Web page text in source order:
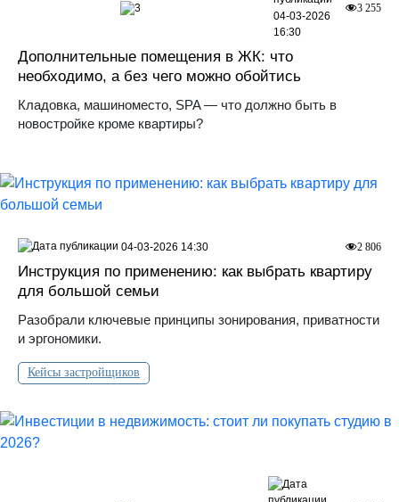
Дополнительные помещения в ЖК: что
необходимо, а без чего можно обойтись
Кладовка, машиноместо, SPA — что должно быть в
новостройке кроме квартиры?
3 3 255
04-03-2026
16:30
Инструкция по применению: как выбрать квартиру
для большой семьи
Разобрали ключевые принципы зонирования, приватности
и эргономики.
Кейсы застройщиков
2 806
04-03-2026 14:30